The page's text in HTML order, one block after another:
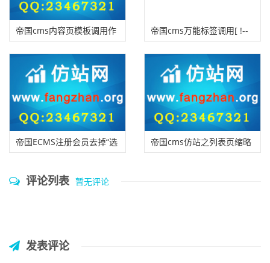
帝国cms内容页模板调用作
者writer的常用方法
帝国cms万能标签调用[ !--
writer--]不显示作者名的解
决方法
帝国ECMS注册会员去掉“选
帝国cms仿站之列表页缩略
评论列表 暂无评论
发表评论